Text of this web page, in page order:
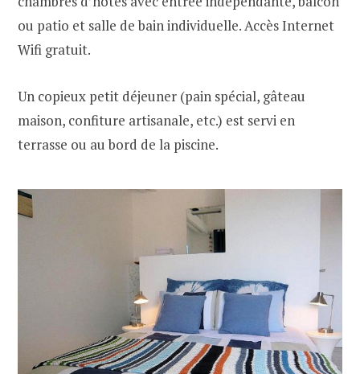
ou patio et salle de bain individuelle. Accès Internet
Wifi gratuit.
Un copieux petit déjeuner (pain spécial, gâteau
maison, confiture artisanale, etc.) est servi en
terrasse ou au bord de la piscine.